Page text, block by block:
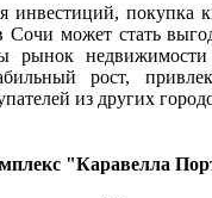
инвестиций, покупка
Сочи может стать
рынок
рост,
из других
"Каравелла